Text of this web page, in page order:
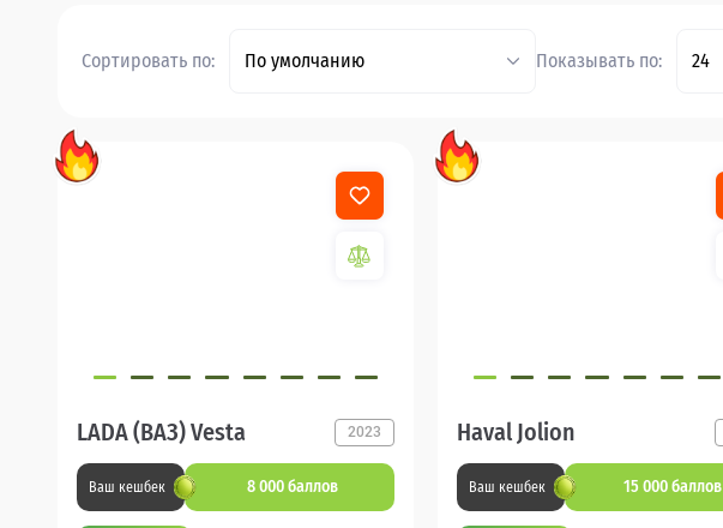
Сортировать по: По умолчанию Показывать по: 24
LADA (ВАЗ) Vesta 2023
Ваш кешбек 8 000 баллов
Haval Jolion
Ваш кешбек 15 000 баллов